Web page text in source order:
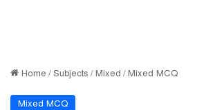
Home / Subjects /Mixed /Mixed MCQ
Mixed MCQ